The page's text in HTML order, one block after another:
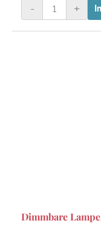
+
-
Dimmbare